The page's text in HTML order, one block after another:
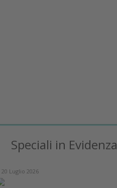
Speciali in Evidenza
20 Luglio 2026